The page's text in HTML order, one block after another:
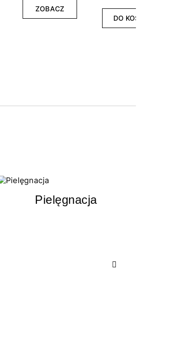
ZOBACZ
DO KOSZYKA
Pielęgnacja